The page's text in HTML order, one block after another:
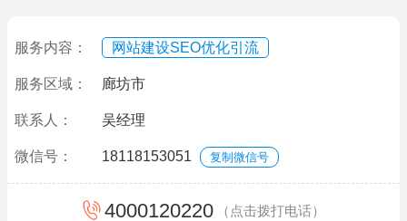
服务内容： 网站建设SEO优化引流
服务区域： 廊坊市
联系人： 吴经理
微信号： 18118153051 复制微信号
4000120220 （点击拨打电话）